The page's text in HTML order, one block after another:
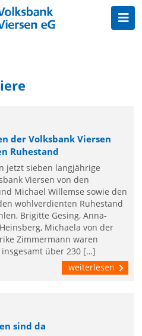
der Volksbank Viersen
Ruhestand
jetzt sieben langjährige
Viersen von den
Michael Willemse sowie den
wohlverdienten Ruhestand
Brigitte Gesing, Anna-
Michaela von der
Zimmermann waren
insgesamt über 230 […]
weiterlesen
sind da